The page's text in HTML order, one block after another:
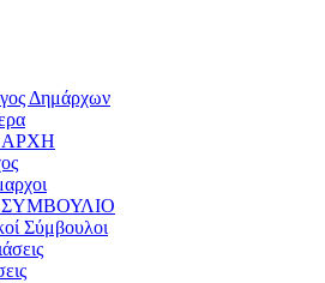
Δημάρχων
Σύμβουλοι